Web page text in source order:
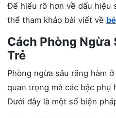
Để hiểu rõ hơn về dấu hiệu
thể tham khảo bài viết về
Cách Phòng Ngừa
Trẻ
Phòng ngừa sâu răng hàm
quan trọng mà các bậc phụ
Dưới đây là một số biện